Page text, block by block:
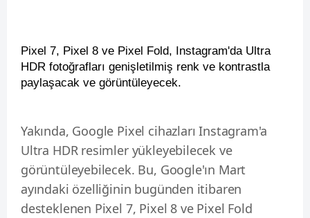
Pixel 7, Pixel 8 ve Pixel Fold, Instagram'da Ultra
HDR fotoğrafları genişletilmiş renk ve kontrastla
paylaşacak ve görüntüleyecek.
Yakında, Google Pixel cihazları Instagram'a
Ultra HDR resimler yükleyebilecek ve
görüntüleyebilecek. Bu, Google'ın Mart
ayındaki özelliğinin bugünden itibaren
desteklenen Pixel 7, Pixel 8 ve Pixel Fold